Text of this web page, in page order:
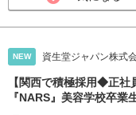
NEW 資生堂ジャパン株式
【関西で積極採用◆正
『NARS』美容学校卒